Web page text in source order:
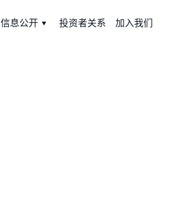
信息公开 投资者关系 加入我们